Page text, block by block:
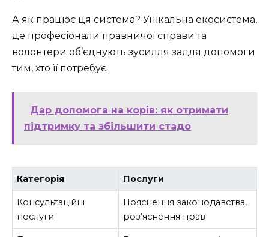
А як працює ця система? Унікальна екосистема,
де професіонали правничої справи та
волонтери об’єднують зусилля задля допомоги
тим, хто її потребує.
Дар допомога на корів: як отримати
підтримку та збільшити стадо
Категорія Послуги
Консультаційні
послуги
Пояснення законодавства,
роз’яснення прав